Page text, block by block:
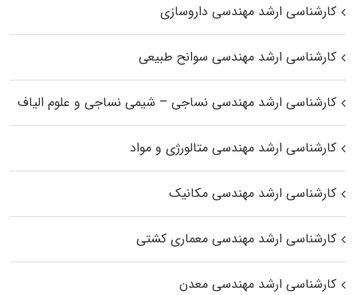
کارشناسی ارشد مهندسی داروسازی
کارشناسی ارشد مهندسی سوانح طبیعی
کارشناسی ارشد مهندسی نساجی – شیمی نساجی و علوم الیاف
کارشناسی ارشد مهندسی متالورژی و مواد
کارشناسی ارشد مهندسی مکانیک
کارشناسی ارشد مهندسی معماری کشتی
کارشناسی ارشد مهندسی معدن